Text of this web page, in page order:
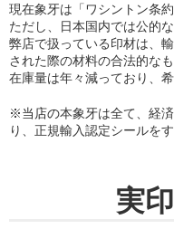
現在象牙は「ワシントン条
ただし、日本国内では公的
弊店で扱っている印材は、
された際の材料の合法的な
在庫量は年々減っており、
※当店の本象牙は全て、経
り
、正規輸入認定シールを
実